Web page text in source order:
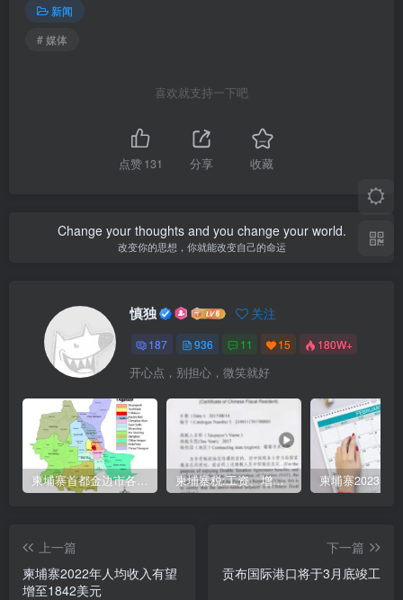
新闻
# 媒体
喜欢就支持一下吧
点赞131 分享 收藏
Change your thoughts and you change your world.
改变你的思想，你就能改变自己的命运
慎独 关注
187 936 11 15 180W+
开心点，别担心，微笑就好
柬埔寨首都金边市各区与分区名称分布 柬埔寨税:工资、增值、预扣、利润、专利、产业、注册税
上一篇
柬埔寨2022年人均收入有望
增至1842美元
下一篇
贡布国际港口将于3月底竣工